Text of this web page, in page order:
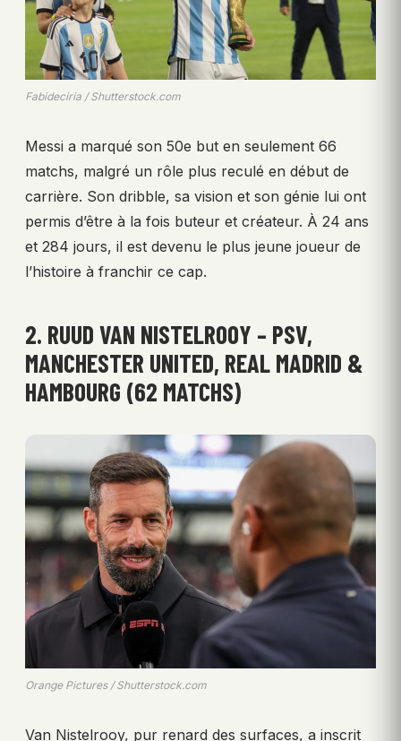
Fabideciria / Shutterstock.com
Messi a marqué son 50e but en seulement 66
matchs, malgré un rôle plus reculé en début de
carrière. Son dribble, sa vision et son génie lui ont
permis d’être à la fois buteur et créateur. À 24 ans
et 284 jours, il est devenu le plus jeune joueur de
l’histoire à franchir ce cap.
2. RUUD VAN NISTELROOY – PSV,
MANCHESTER UNITED, REAL MADRID &
HAMBOURG (62 MATCHS)
Orange Pictures / Shutterstock.com
Van Nistelrooy, pur renard des surfaces, a inscrit